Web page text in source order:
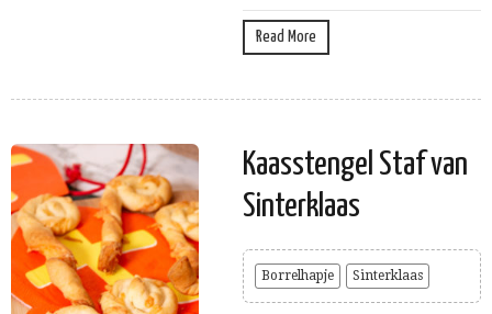
Read More
Kaasstengel Staf van
Sinterklaas
Borrelhapje Sinterklaas